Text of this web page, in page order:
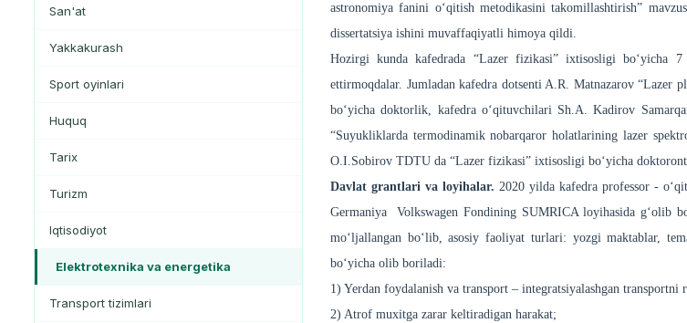
San'at
Yakkakurash
Sport oyinlari
Huquq
Tarix
Turizm
Iqtisodiyot
Elektrotexnika va energetika
Transport tizimlari
astronomiya fanini o‘qitish metodikasini takomillashtirish”
dissertatsiya ishini muvaffaqiyatli himoya qildi.
Hozirgi kunda kafedrada “Lazer fizikasi” ixtisosligi bo‘yicha
ettirmoqdalar. Jumladan kafedra dotsenti A.R. Matnazarov “Lazer
bo‘yicha doktorlik, kafedra o‘qituvchilari Sh.A. Kadirov
“Suyukliklarda termodinamik nobarqaror holatlarining lazer
O.I.Sobirov TDTU da “Lazer fizikasi” ixtisosligi bo‘yicha
Davlat grantlariva loyihalar. 2020 yilda kafedra professor -
Germaniya Volkswagen Fondining SUMRICA loyihasida g‘olib
mo‘ljallangan bo‘lib, asosiy faoliyat turlari: yozgi maktablar,
bo‘yicha olib boriladi:
1) Yerdan foydalanish va transport – integratsiyalashgan transportni
2) Atrof muxitga zarar keltiradigan harakat;